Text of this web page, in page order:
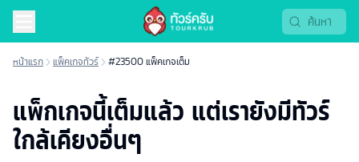
หน้าแรก แพ็คเกจทัวร์ #23500 แพ็คเกจเต็ม
แพ็กเกจนี้เต็มแล้ว แต่เรายังมีทัวร์
ใกล้เคียงอื่นๆ